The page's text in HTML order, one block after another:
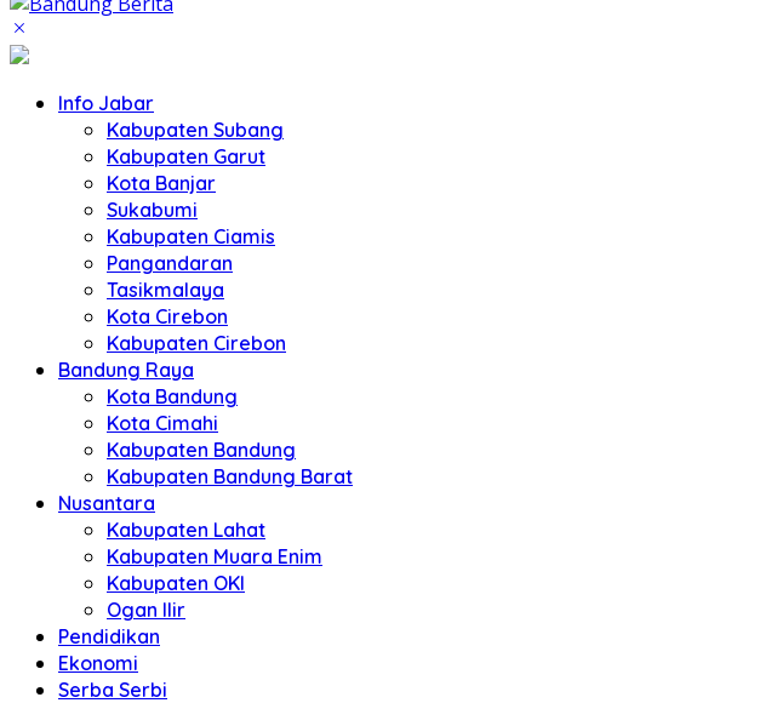
Info Jabar
Kabupaten Subang
Kabupaten Garut
Kota Banjar
Sukabumi
Kabupaten Ciamis
Pangandaran
Tasikmalaya
Kota Cirebon
Kabupaten Cirebon
Bandung Raya
Kota Bandung
Kota Cimahi
Kabupaten Bandung
Kabupaten Bandung Barat
Nusantara
Kabupaten Lahat
Kabupaten Muara Enim
Kabupaten OKI
Ogan Ilir
Pendidikan
Ekonomi
Serba Serbi